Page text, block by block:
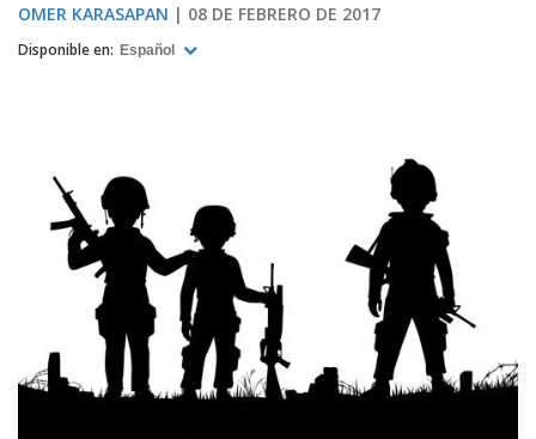
OMER KARASAPAN 08 DE FEBRERO DE 2017
Disponible en: Español